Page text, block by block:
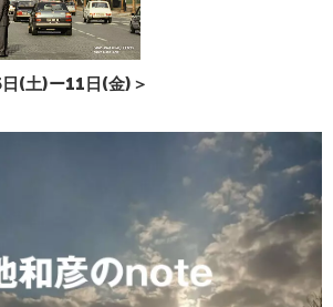
(土)ー11日(金)＞